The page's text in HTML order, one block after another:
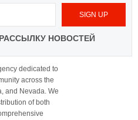
НОВОСТЕЙ
dedicated to
across the
and Nevada. We
of both